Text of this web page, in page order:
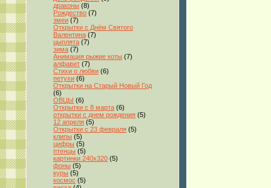
драконы (8)
Рождество (7)
змеи (7)
Открытки с Днём Святого
Валентина (7)
цыплята (7)
зима (7)
Анимация рыжие коты (7)
алфавит (7)
Стихи о любви (6)
петухи (6)
Открытки на Старый Новый Год
(6)
ОВЦЫ (6)
Открытки с 8 марта (6)
открытки с днем рождения (5)
12 апреля (5)
Открытки с 23 февраля (5)
клипы (5)
цифры (5)
птенцы (5)
картинки 240x320 (5)
фоны (5)
куры (5)
космос (5)